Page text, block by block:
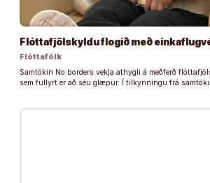
Flóttafjölskyldu flogið með
Flóttafólk
Samtökin No borders vekja athygli á meðferð
sem fullyrt er að séu glæpur. Í tilkynningu frá